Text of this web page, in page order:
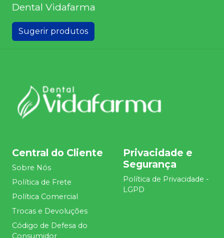
Dental Vidafarma
Sugerir produtos
Central do Cliente
Sobre Nós
Política de Frete
Política Comercial
Trocas e Devoluções
Código de Defesa do
Consumidor
Privacidade e
Segurança
Política de Privacidade -
LGPD